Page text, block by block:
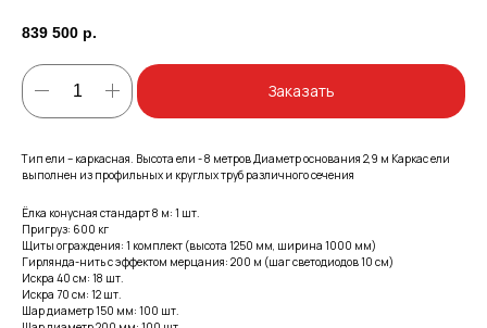
839 500 р.
Заказать
Тип ели – каркасная. Высота ели - 8 метров Диаметр основания 2,9 м Каркас ели
выполнен из профильных и круглых труб различного сечения
Ёлка конусная стандарт 8 м: 1 шт.
Пригруз: 600 кг
Щиты ограждения: 1 комплект (высота 1250 мм, ширина 1000 мм)
Гирлянда-нить с эффектом мерцания: 200 м (шаг светодиодов 10 см)
Искра 40 см: 18 шт.
Искра 70 см: 12 шт.
Шар диаметр 150 мм: 100 шт.